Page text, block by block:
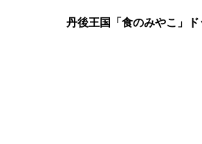
丹後王国「食のみやこ」